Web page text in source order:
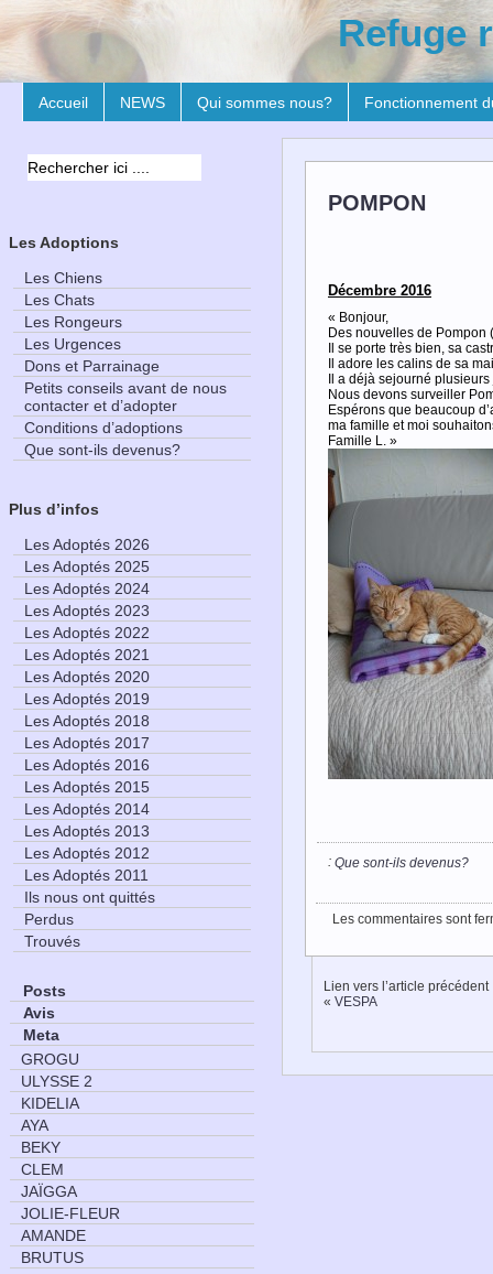
Refuge
Accueil NEWS Qui sommes nous? Fonctionnement
POMPON
Décembre 2016
« Bonjour,
Des nouvelles de Pompon
Il se porte très bien, sa
Il adore les calins de sa
Il a déjà sejourné
Nous devons surveiller
Espérons que beaucoup
ma famille et moi
Famille L. »
: Que sont-ils devenus?
Les commentaires sont
Lien vers l’article précédent
« VESPA
Les Adoptions
Les Chiens
Les Chats
Les Rongeurs
Les Urgences
Dons et Parrainage
Petits conseils avant de nous
contacter et d’adopter
Conditions d’adoptions
Que sont-ils devenus?
Plus d’infos
Les Adoptés 2026
Les Adoptés 2025
Les Adoptés 2024
Les Adoptés 2023
Les Adoptés 2022
Les Adoptés 2021
Les Adoptés 2020
Les Adoptés 2019
Les Adoptés 2018
Les Adoptés 2017
Les Adoptés 2016
Les Adoptés 2015
Les Adoptés 2014
Les Adoptés 2013
Les Adoptés 2012
Les Adoptés 2011
Ils nous ont quittés
Perdus
Trouvés
Posts
Avis
Meta
GROGU
ULYSSE 2
KIDELIA
AYA
BEKY
CLEM
JAÏGGA
JOLIE-FLEUR
AMANDE
BRUTUS